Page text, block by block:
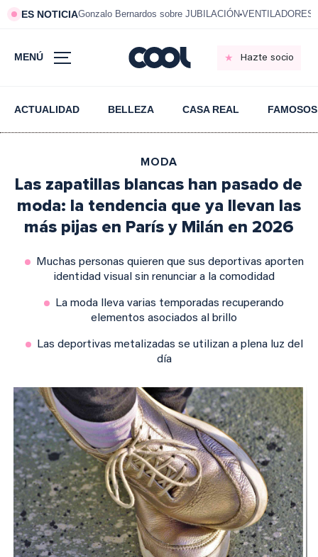
ES NOTICIAGonzalo Bernardos sobre JUBILACIÓN VENTILADORES
MENÚ Hazte socio
ACTUALIDAD BELLEZA CASA REAL FAMOSOS
MODA
Las zapatillas blancas han pasado de
moda: la tendencia que ya llevan las
más pijas en París y Milán en 2026
Muchas personas quieren que sus deportivas aporten
identidad visual sin renunciar a la comodidad
La moda lleva varias temporadas recuperando
elementos asociados al brillo
Las deportivas metalizadas se utilizan a plena luz del
día